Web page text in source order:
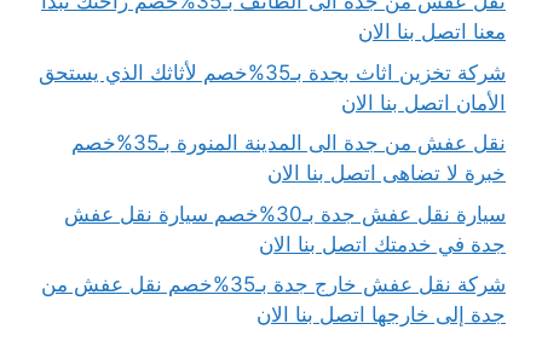
معنا اتصل بنا الان
شركة تخزين اثاث بجدة بـ35%خصم لأثاثك الذي يستحق
الأمان اتصل بنا الان
نقل عفش من جدة الى المدينة المنورة بـ35%خصم
خبرة لا تضاهى اتصل بنا الان
سيارة نقل عفش جدة بـ30%خصم سيارة نقل عفش
جدة في خدمتك اتصل بنا الان
شركة نقل عفش خارج جدة بـ35%خصم نقل عفش من
جدة إلى خارجها اتصل بنا الان